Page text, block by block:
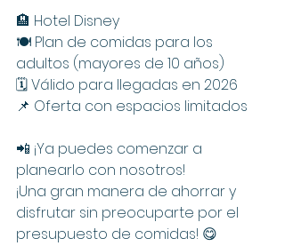
🏨 Hotel Disney
🍽 Plan de comidas para los
adultos (mayores de 10 años)
🗓️ Válido para llegadas en 2026
📌 Oferta con espacios limitados
📲 ¡Ya puedes comenzar a
planearlo con nosotros!
¡Una gran manera de ahorrar y
disfrutar sin preocuparte por el
presupuesto de comidas! 😋